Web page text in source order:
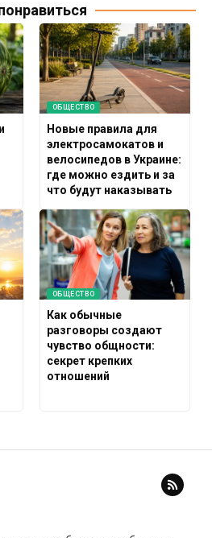
ОБЩЕСТВО
Новые правила для
электросамокатов и
велосипедов в Украине:
где можно ездить и за
что будут наказывать
ОБЩЕСТВО
Как обычные
разговоры создают
чувство общности:
секрет крепких
отношений